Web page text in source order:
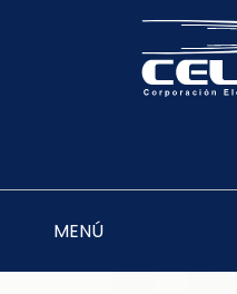
MENÚ